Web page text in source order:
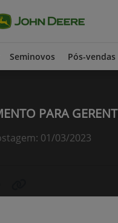
Seminovos Pós-vendas
PARA
01/03/2023